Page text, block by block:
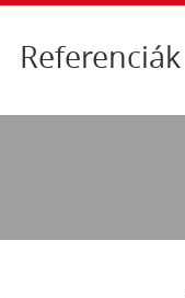
Referenciák